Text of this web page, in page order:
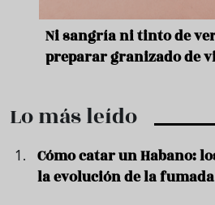
Ni sangría ni tinto de
preparar granizado de
Lo más leído
Cómo catar un Habano:
la evolución de la fumada